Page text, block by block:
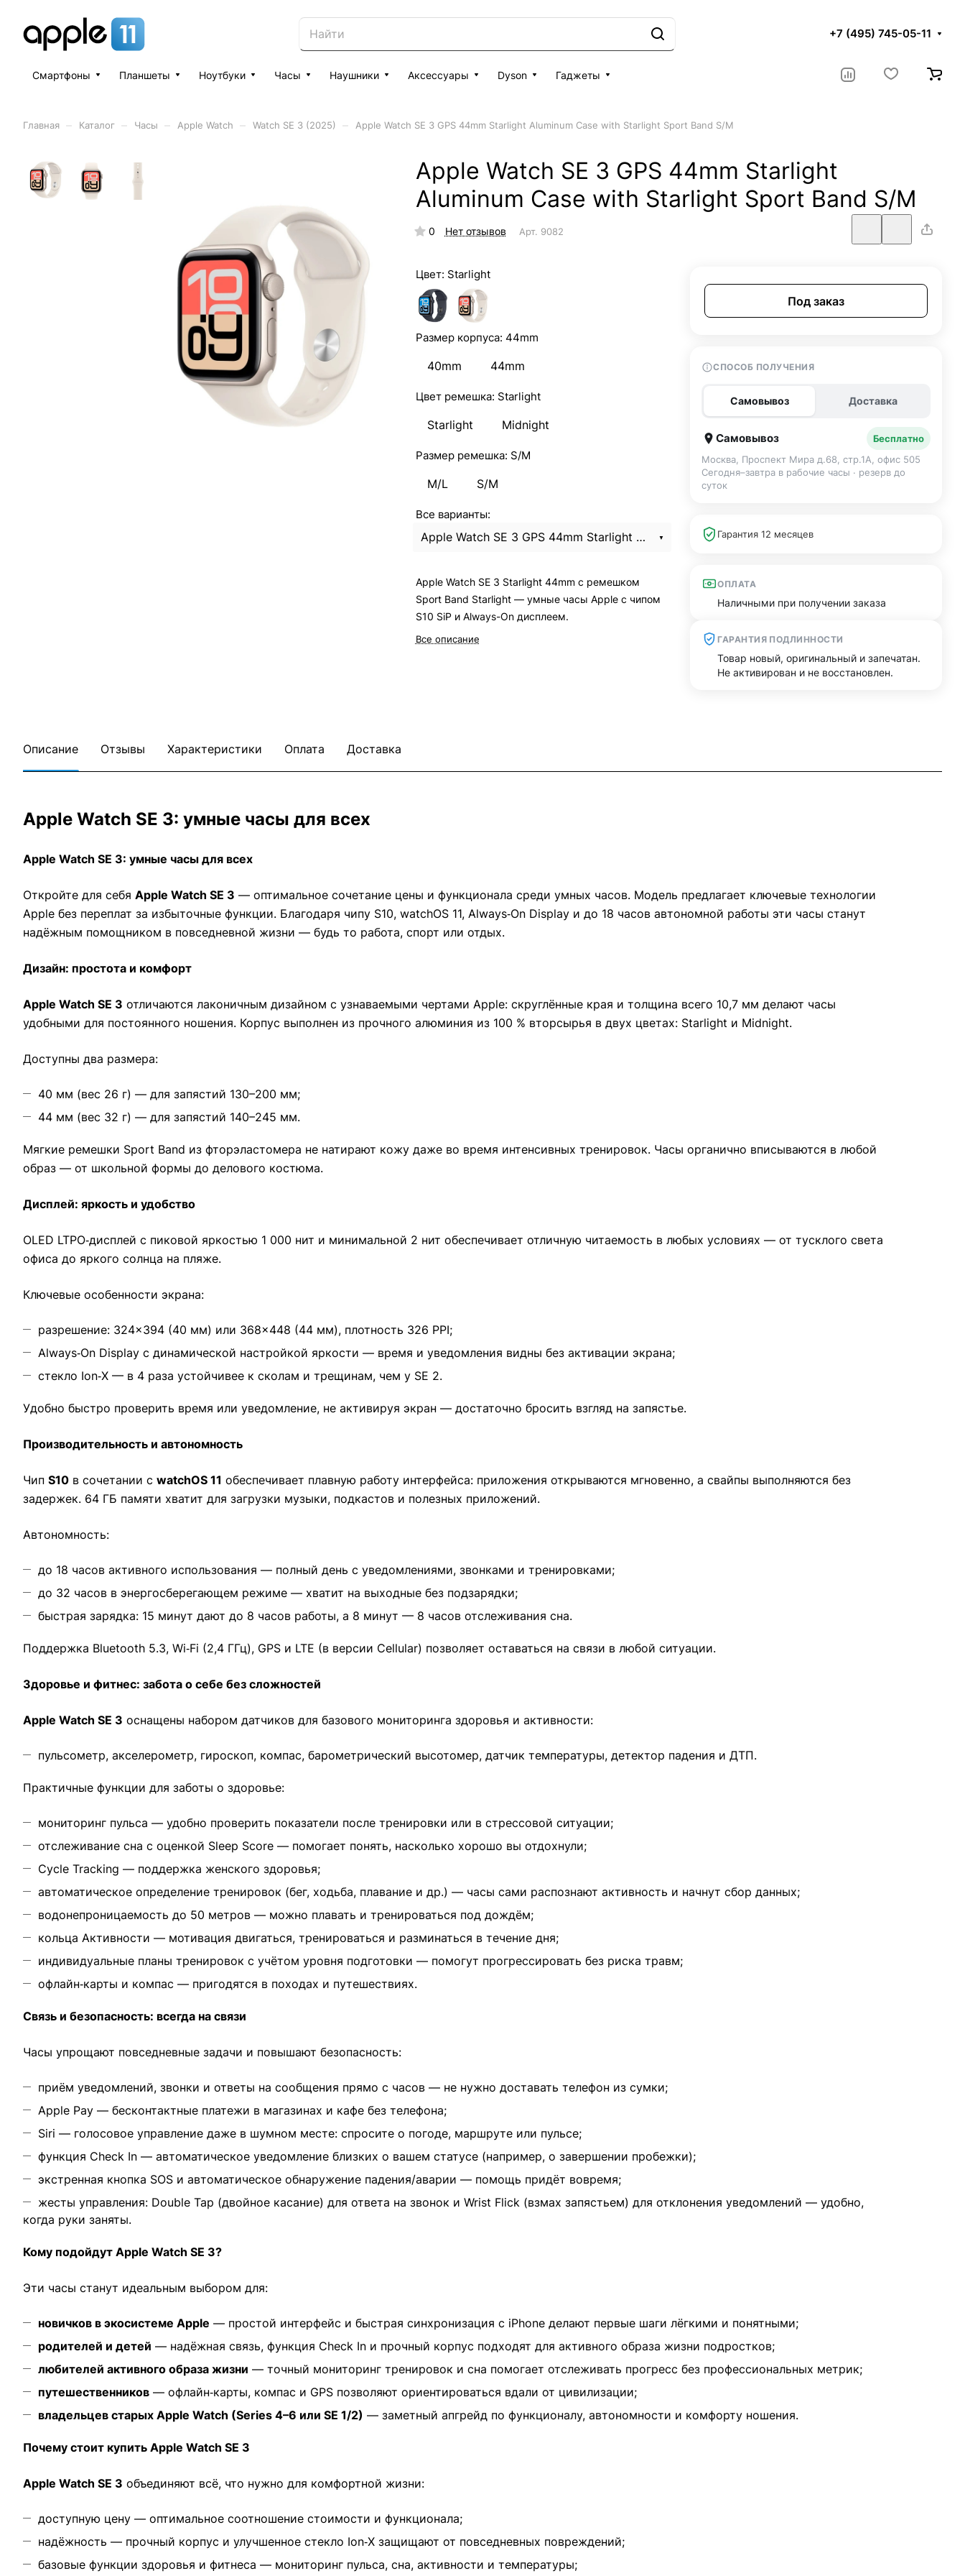
+7 (495) 745-05-11
Смартфоны Планшеты Ноутбуки Часы Наушники Аксессуары Dyson Гаджеты
Главная Каталог Часы Apple Watch Watch SE 3 (2025) Apple Watch SE 3 GPS 44mm Starlight Aluminum Case with Starlight Sport Band S/M
Apple Watch SE 3 GPS 44mm Starlight
Aluminum Case with Starlight Sport Band S/M
0 Нет отзывов Арт. 9082
Цвет: Starlight
Размер корпуса: 44mm
40mm 44mm
Цвет ремешка: Starlight
Starlight Midnight
Размер ремешка: S/M
M/L S/M
Все варианты:
Apple Watch SE 3 GPS 44mm Starlight Aluminum Case with Starlight Sport Band S/M
Apple Watch SE 3 Starlight 44mm с ремешком
Sport Band Starlight — умные часы Apple с чипом
S10 SiP и Always-On дисплеем.
Все описание
Под заказ
СПОСОБ ПОЛУЧЕНИЯ
Самовывоз Доставка
Самовывоз
Бесплатно
Москва, Проспект Мира д.68, стр.1А, офис 505
Сегодня–завтра в рабочие часы · резерв до
суток
Гарантия 12 месяцев
ОПЛАТА
Наличными при получении заказа
ГАРАНТИЯ ПОДЛИННОСТИ
Товар новый, оригинальный и запечатан.
Не активирован и не восстановлен.
Описание Отзывы Характеристики Оплата Доставка
Apple Watch SE 3: умные часы для всех
Apple Watch SE 3: умные часы для всех
Откройте для себя Apple Watch SE 3 — оптимальное сочетание цены и функционала среди умных часов. Модель предлагает ключевые технологии
Apple без переплат за избыточные функции. Благодаря чипу S10, watchOS 11, Always‑On Display и до 18 часов автономной работы эти часы станут
надёжным помощником в повседневной жизни — будь то работа, спорт или отдых.
Дизайн: простота и комфорт
Apple Watch SE 3 отличаются лаконичным дизайном с узнаваемыми чертами Apple: скруглённые края и толщина всего 10,7 мм делают часы
удобными для постоянного ношения. Корпус выполнен из прочного алюминия из 100 % вторсырья в двух цветах: Starlight и Midnight.
Доступны два размера:
40 мм (вес 26 г) — для запястий 130–200 мм;
44 мм (вес 32 г) — для запястий 140–245 мм.
Мягкие ремешки Sport Band из фторэластомера не натирают кожу даже во время интенсивных тренировок. Часы органично вписываются в любой
образ — от школьной формы до делового костюма.
Дисплей: яркость и удобство
OLED LTPO‑дисплей с пиковой яркостью 1 000 нит и минимальной 2 нит обеспечивает отличную читаемость в любых условиях — от тусклого света
офиса до яркого солнца на пляже.
Ключевые особенности экрана:
разрешение: 324×394 (40 мм) или 368×448 (44 мм), плотность 326 PPI;
Always‑On Display с динамической настройкой яркости — время и уведомления видны без активации экрана;
стекло Ion‑X — в 4 раза устойчивее к сколам и трещинам, чем у SE 2.
Удобно быстро проверить время или уведомление, не активируя экран — достаточно бросить взгляд на запястье.
Производительность и автономность
Чип S10 в сочетании с watchOS 11 обеспечивает плавную работу интерфейса: приложения открываются мгновенно, а свайпы выполняются без
задержек. 64 ГБ памяти хватит для загрузки музыки, подкастов и полезных приложений.
Автономность:
до 18 часов активного использования — полный день с уведомлениями, звонками и тренировками;
до 32 часов в энергосберегающем режиме — хватит на выходные без подзарядки;
быстрая зарядка: 15 минут дают до 8 часов работы, а 8 минут — 8 часов отслеживания сна.
Поддержка Bluetooth 5.3, Wi‑Fi (2,4 ГГц), GPS и LTE (в версии Cellular) позволяет оставаться на связи в любой ситуации.
Здоровье и фитнес: забота о себе без сложностей
Apple Watch SE 3 оснащены набором датчиков для базового мониторинга здоровья и активности:
пульсометр, акселерометр, гироскоп, компас, барометрический высотомер, датчик температуры, детектор падения и ДТП.
Практичные функции для заботы о здоровье:
мониторинг пульса — удобно проверить показатели после тренировки или в стрессовой ситуации;
отслеживание сна с оценкой Sleep Score — помогает понять, насколько хорошо вы отдохнули;
Cycle Tracking — поддержка женского здоровья;
автоматическое определение тренировок (бег, ходьба, плавание и др.) — часы сами распознают активность и начнут сбор данных;
водонепроницаемость до 50 метров — можно плавать и тренироваться под дождём;
кольца Активности — мотивация двигаться, тренироваться и разминаться в течение дня;
индивидуальные планы тренировок с учётом уровня подготовки — помогут прогрессировать без риска травм;
офлайн‑карты и компас — пригодятся в походах и путешествиях.
Связь и безопасность: всегда на связи
Часы упрощают повседневные задачи и повышают безопасность:
приём уведомлений, звонки и ответы на сообщения прямо с часов — не нужно доставать телефон из сумки;
Apple Pay — бесконтактные платежи в магазинах и кафе без телефона;
Siri — голосовое управление даже в шумном месте: спросите о погоде, маршруте или пульсе;
функция Check In — автоматическое уведомление близких о вашем статусе (например, о завершении пробежки);
экстренная кнопка SOS и автоматическое обнаружение падения/аварии — помощь придёт вовремя;
жесты управления: Double Tap (двойное касание) для ответа на звонок и Wrist Flick (взмах запястьем) для отклонения уведомлений — удобно,
когда руки заняты.
Кому подойдут Apple Watch SE 3?
Эти часы станут идеальным выбором для:
новичков в экосистеме Apple — простой интерфейс и быстрая синхронизация с iPhone делают первые шаги лёгкими и понятными;
родителей и детей — надёжная связь, функция Check In и прочный корпус подходят для активного образа жизни подростков;
любителей активного образа жизни — точный мониторинг тренировок и сна помогает отслеживать прогресс без профессиональных метрик;
путешественников — офлайн‑карты, компас и GPS позволяют ориентироваться вдали от цивилизации;
владельцев старых Apple Watch (Series 4–6 или SE 1/2) — заметный апгрейд по функционалу, автономности и комфорту ношения.
Почему стоит купить Apple Watch SE 3
Apple Watch SE 3 объединяют всё, что нужно для комфортной жизни:
доступную цену — оптимальное соотношение стоимости и функционала;
надёжность — прочный корпус и улучшенное стекло Ion‑X защищают от повседневных повреждений;
базовые функции здоровья и фитнеса — мониторинг пульса, сна, активности и температуры;